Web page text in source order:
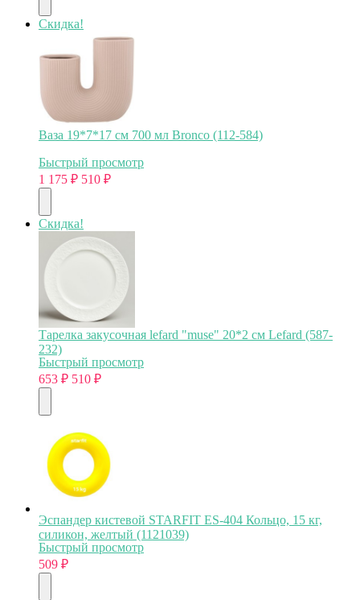
Скидка!
Ваза 19*7*17 см 700 мл Bronco (112-584)
Быстрый просмотр
1 175 ₽ 510 ₽
Скидка!
Тарелка закусочная lefard "muse" 20*2 см Lefard (587-
232)
Быстрый просмотр
653 ₽ 510 ₽
Эспандер кистевой STARFIT ES-404 Кольцо, 15 кг,
силикон, желтый (1121039)
Быстрый просмотр
509 ₽